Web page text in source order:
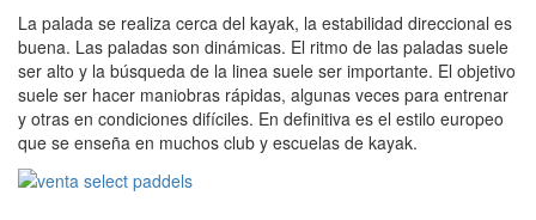
La palada se realiza cerca del kayak, la estabilidad direccional es
buena. Las paladas son dinámicas. El ritmo de las paladas suele
ser alto y la búsqueda de la linea suele ser importante. El objetivo
suele ser hacer maniobras rápidas, algunas veces para entrenar
y otras en condiciones difíciles. En definitiva es el estilo europeo
que se enseña en muchos club y escuelas de kayak.